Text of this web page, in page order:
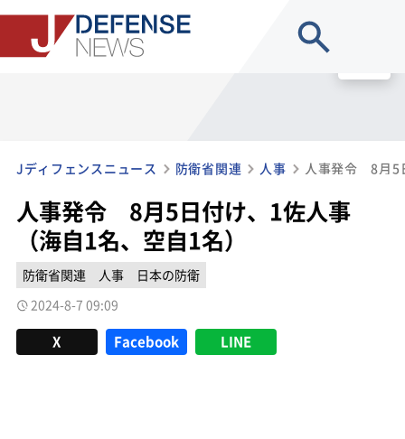
Jディフェンスニュース 防衛省関連 人事
人事発令 8月5日付け、1佐人事
（海自1名、空自1名）
防衛省関連 人事
日本の防衛
2024-8-7 09:09
X Facebook LINE